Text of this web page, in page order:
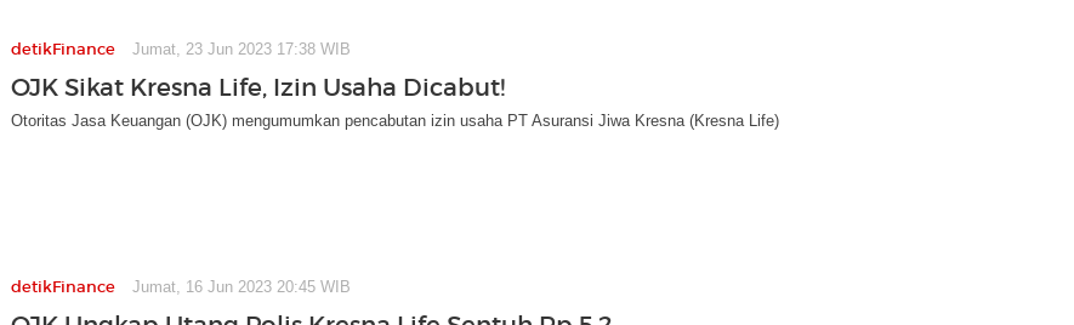
detikFinance Jumat, 23 Jun 2023 17:38 WIB
OJK Sikat Kresna Life, Izin Usaha Dicabut!
Otoritas Jasa Keuangan (OJK) mengumumkan pencabutan izin usaha PT Asuransi Jiwa Kresna (Kresna Life)
detikFinance Jumat, 16 Jun 2023 20:45 WIB